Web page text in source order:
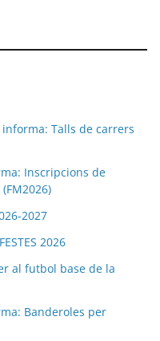
Talls de carrers
Inscripcions de
2027
2026
al futbol base de la
Banderoles per